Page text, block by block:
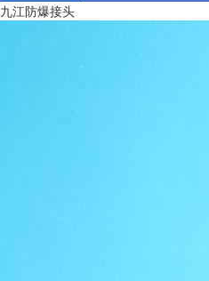
九江防爆接头